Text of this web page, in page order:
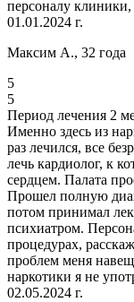
персоналу
01.01.2024 г.
Максим А., 32 года
5
5
Период лечения 2
Именно здесь из
раз лечился, все
лечь кардиолог, к
сердцем. Палата
Прошел полную
потом принимал
психиатром.
процедурах,
проблем меня
наркотики я не
02.05.2024 г.